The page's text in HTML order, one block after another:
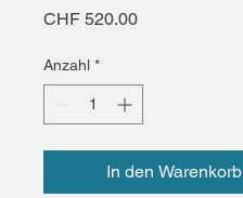
CHF 520.00Preis
Anzahl *
In den Warenkorb